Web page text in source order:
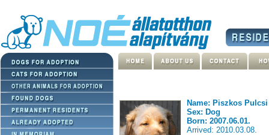
Name: Piszkos Pulcsi
Sex: Dog
Born: 2007.06.01.
Arrived: 2010.03.08.